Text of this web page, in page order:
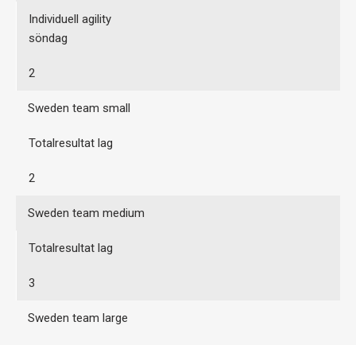
Individuell agility
söndag
2
Sweden team small
Totalresultat lag
2
Sweden team medium
Totalresultat lag
3
Sweden team large